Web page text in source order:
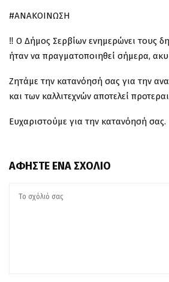
#ΑΝΑΚΟΙΝΩΣΗ
‼️ Ο Δήμος Σερβίων ενημερώνει τους
ήταν να πραγματοποιηθεί σήμερα,
Ζητάμε την κατανόησή σας για την
και των καλλιτεχνών αποτελεί
Ευχαριστούμε για την κατανόησή σας.
ΑΦΉΣΤΕ ΈΝΑ ΣΧΌΛΙΟ